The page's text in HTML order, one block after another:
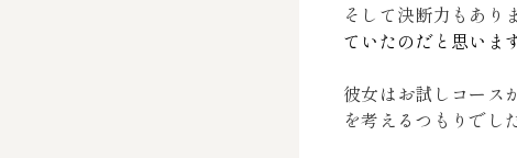
そして決断力もあり
ていたのだと思います
彼女はお試しコース
を考えるつもりでした